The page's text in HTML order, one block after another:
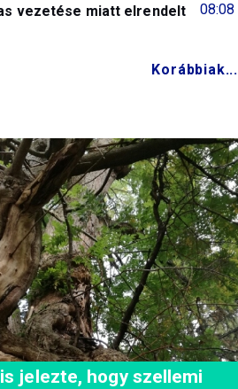
08:08
vezetése miatt elrendelt
Korábbiak...
jelezte, hogy szellemi